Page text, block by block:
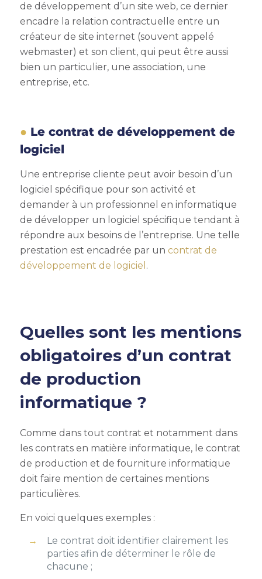
de développement d’un site web, ce dernier
encadre la relation contractuelle entre un
créateur de site internet (souvent appelé
webmaster) et son client, qui peut être aussi
bien un particulier, une association, une
entreprise, etc.
Le contrat de développement de
logiciel
Une entreprise cliente peut avoir besoin d’un
logiciel spécifique pour son activité et
demander à un professionnel en informatique
de développer un logiciel spécifique tendant à
répondre aux besoins de l’entreprise. Une telle
prestation est encadrée par un contrat de
développement de logiciel .
Quelles sont les mentions
obligatoires d’un contrat
de production
informatique ?
Comme dans tout contrat et notamment dans
les contrats en matière informatique, le contrat
de production et de fourniture informatique
doit faire mention de certaines mentions
particulières.
En voici quelques exemples :
Le contrat doit identifier clairement les
parties afin de déterminer le rôle de
chacune ;